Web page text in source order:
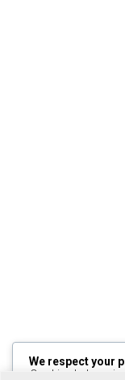
We respect your
Cookies help us